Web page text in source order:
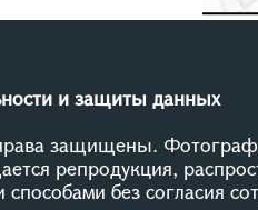
и защиты данных
защищены.
репродукция,
способами без согласия